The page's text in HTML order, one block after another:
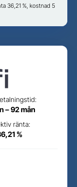
36,21 %, kostnad 5
– 92 mån
ränta:
%